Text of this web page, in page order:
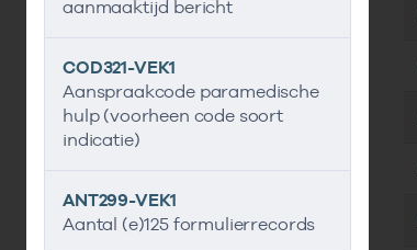
aanmaaktijd bericht
COD321-VEK1
Aanspraakcode paramedische
hulp (voorheen code soort
indicatie)
ANT299-VEK1
Aantal (e)125 formulierrecords